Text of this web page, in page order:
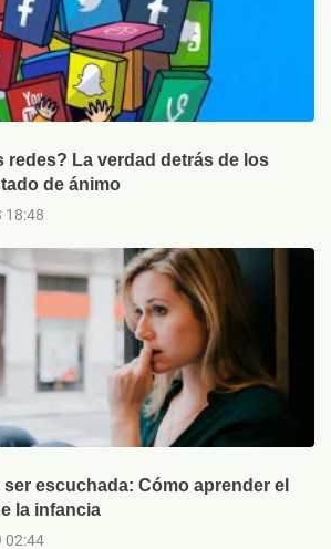
redes? La verdad detrás de los
de ánimo
18:48
escuchada: Cómo aprender el
la infancia
02:44